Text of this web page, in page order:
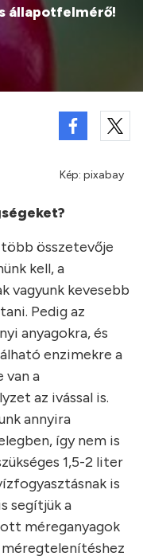
állapotfelmérő!
Kép: pixabay
összetevője
kell, a
vagyunk kevesebb
Pedig az
anyagokra, és
enzimekre a
van a
az ivással is.
annyira
így nem is
1,5-2 liter
is
segítjük a
méreganyagok